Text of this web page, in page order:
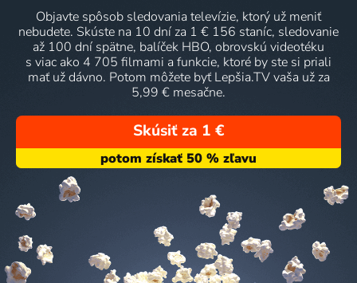
Objavte spôsob sledovania televízie, ktorý už meniť
nebudete. Skúste na 10 dní za 1 € 156 staníc, sledovanie
až 100 dní spätne, balíček HBO, obrovskú videotéku
s viac ako 4 705 filmami a funkcie, ktoré by ste si priali
mať už dávno. Potom môžete byť Lepšia.TV vaša už za
5,99 € mesačne.
Skúsiť za 1 €